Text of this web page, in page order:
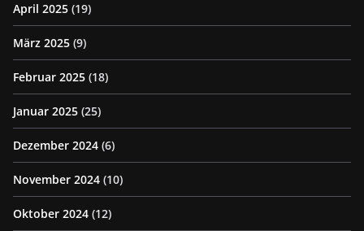
April 2025 (19)
März 2025 (9)
Februar 2025 (18)
Januar 2025 (25)
Dezember 2024 (6)
November 2024 (10)
Oktober 2024 (12)